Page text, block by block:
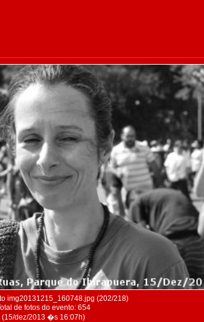
img20131215_160748.jpg (202/218)
de fotos do evento: 654
(15/dez/2013 �s 16:07h)